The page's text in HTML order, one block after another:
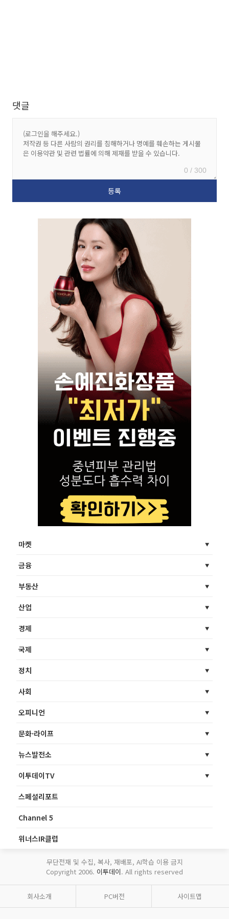
댓글
0 / 300
마켓
금융
부동산
산업
경제
국제
정치
사회
오피니언
문화·라이프
뉴스발전소
이투데이TV
스페셜리포트
Channel 5
위너스IR클럽
무단전재 및 수집, 복사, 재배포, AI학습 이용 금지
Copyright 2006. 이투데이. All rights reserved
회사소개 PC버전 사이트맵